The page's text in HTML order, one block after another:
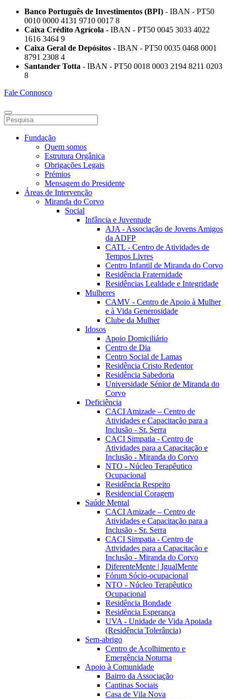
Banco Português de Investimentos (BPI) - IBAN - PT50
0010 0000 4131 9710 0017 8
Caixa Crédito Agrícola - IBAN - PT50 0045 3033 4022
1616 3464 9
Caixa Geral de Depósitos - IBAN - PT50 0035 0468 0001
8791 2308 4
Santander Totta - IBAN - PT50 0018 0003 2194 8211 0203
8
Fale Connosco
Fundação
Quem somos
Estrutura Orgânica
Obrigações Legais
Prémios
Mensagem do Presidente
Áreas de Intervenção
Miranda do Corvo
Social
Infância e Juventude
AJA - Associação de Jovens Amigos
da ADFP
CATL - Centro de Atividades de
Tempos Livres
Centro Infantil de Miranda do Corvo
Residência Fraternidade
Residências Lealdade e Integridade
Mulheres
CAMV - Centro de Apoio à Mulher
e à Vida Generosidade
Clube da Mulher
Idosos
Apoio Domiciliário
Centro de Dia
Centro Social de Lamas
Residência Cristo Redentor
Residência Sabedoria
Universidade Sénior de Miranda do
Corvo
Deficiência
CACI Amizade – Centro de
Atividades e Capacitação para a
Inclusão - Sr. Serra
CACI Simpatia - Centro de
Atividades para a Capacitação e
Inclusão - Miranda do Corvo
NTO - Núcleo Terapêutico
Ocupacional
Residência Respeito
Residencial Coragem
Saúde Mental
CACI Amizade – Centro de
Atividades e Capacitação para a
Inclusão - Sr. Serra
CACI Simpatia - Centro de
Atividades para a Capacitação e
Inclusão - Miranda do Corvo
DiferenteMente | IgualMente
Fórum Sócio-ocupacional
NTO - Núcleo Terapêutico
Ocupacional
Residência Bondade
Residência Esperança
UVA - Unidade de Vida Apoiada
(Residência Tolerância)
Sem-abrigo
Centro de Acolhimento e
Emergência Noturna
Apoio à Comunidade
Bairro da Associação
Cantinas Sociais
Casa de Vila Nova